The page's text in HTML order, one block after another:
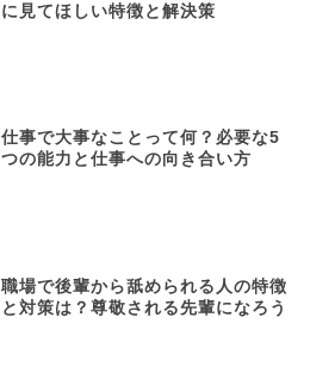
に見てほしい特徴と解決策
仕事で大事なことって何？必要な5
つの能力と仕事への向き合い方
職場で後輩から舐められる人の特徴
と対策は？尊敬される先輩になろう